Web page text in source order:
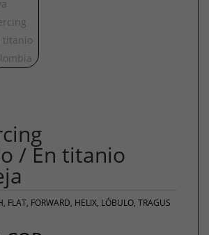
/ En titanio
, FLAT, FORWARD, HELIX, LÓBULO, TRAGUS